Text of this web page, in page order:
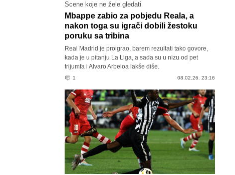
Scene koje ne žele gledati
Mbappe zabio za pobjedu Reala, a
nakon toga su igrači dobili žestoku
poruku sa tribina
Real Madrid je proigrao, barem rezultati tako govore,
kada je u pitanju La Liga, a sada su u nizu od pet
trijumfa i Alvaro Arbeloa lakše diše.
1 08.02.26. 23:16